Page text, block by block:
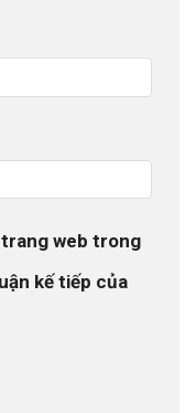
2.4m, 3m, 4m,
0.6mm, 0.9mm,
xối inox
web trong
kế tiếp của